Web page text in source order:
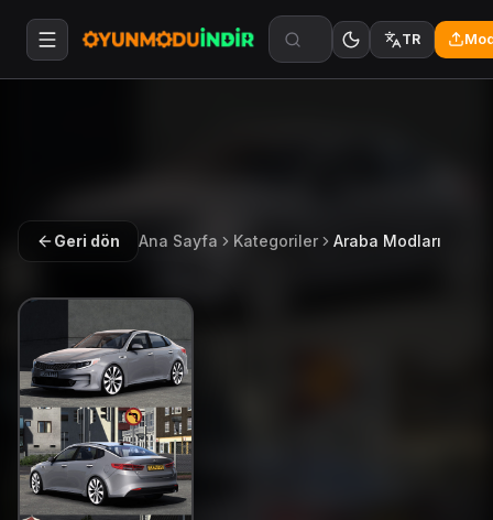
TR
Geri dön Ana Sayfa Kategoriler Araba Modları